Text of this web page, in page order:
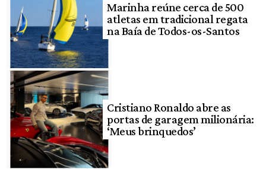
Marinha reúne cerca de 500
atletas em tradicional regata
na Baía de Todos-os-Santos
Cristiano Ronaldo abre as
portas de garagem milionária:
‘Meus brinquedos’